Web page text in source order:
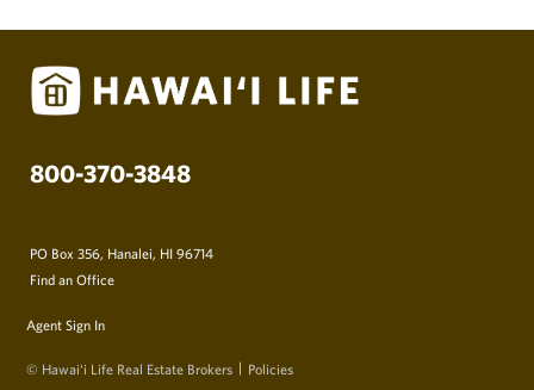
800-370-3848
PO Box 356, Hanalei, HI 96714
Find an Office
Agent Sign In
© Hawai‘i Life Real Estate Brokers Policies